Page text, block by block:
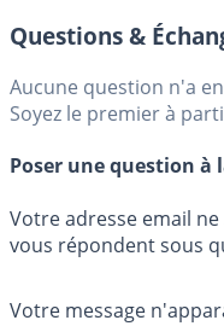
Questions &
Aucune question n'a
Soyez le premier à
Poser une question à
Votre adresse email
vous répondent sous
Votre message